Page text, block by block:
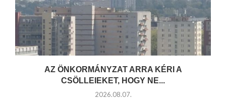
AZ ÖNKORMÁNYZAT ARRA KÉRI A
CSÖLLEIEKET, HOGY NE...
2026.08.07.